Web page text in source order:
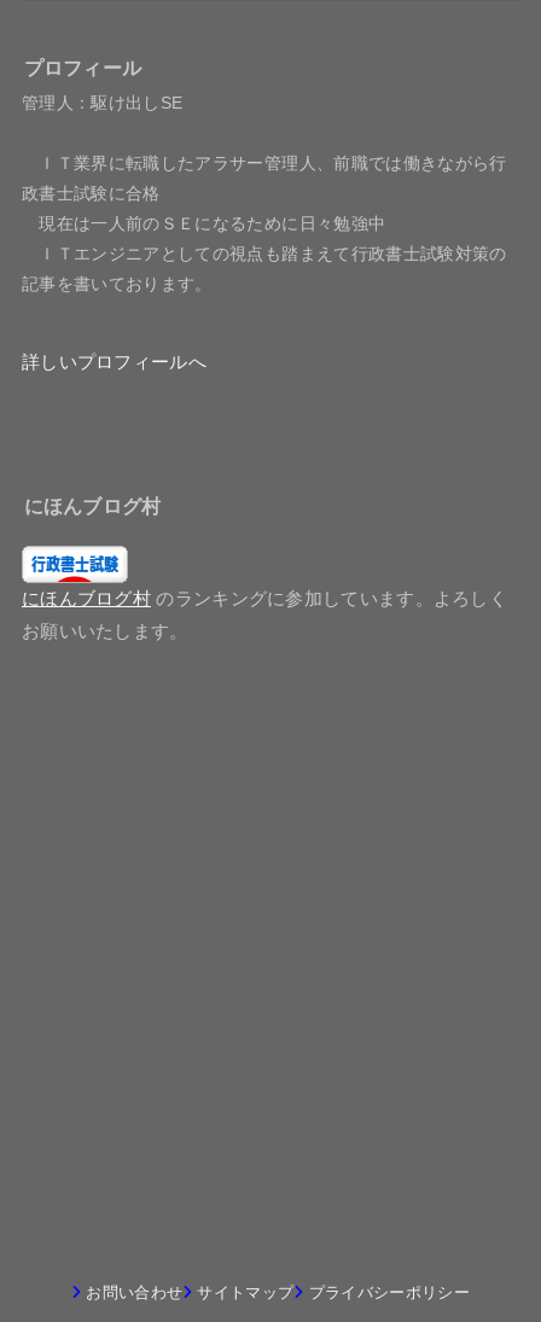
プロフィール
管理人：駆け出しSE
ＩＴ業界に転職したアラサー管理人、前職では働きながら行
政書士試験に合格
現在は一人前のＳＥになるために日々勉強中
ＩＴエンジニアとしての視点も踏まえて行政書士試験対策の
記事を書いております。
詳しいプロフィールへ
にほんブログ村
にほんブログ村 のランキングに参加しています。よろしく
お願いいたします。
お問い合わせ サイトマップ プライバシーポリシー